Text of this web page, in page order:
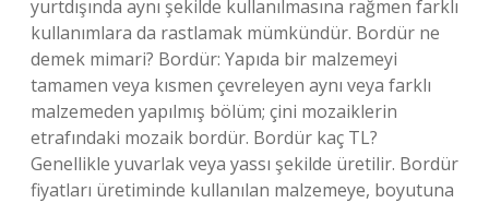
yurtdışında aynı şekilde kullanılmasına rağmen farklı
kullanımlara da rastlamak mümkündür. Bordür ne
demek mimari? Bordür: Yapıda bir malzemeyi
tamamen veya kısmen çevreleyen aynı veya farklı
malzemeden yapılmış bölüm; çini mozaiklerin
etrafındaki mozaik bordür. Bordür kaç TL?
Genellikle yuvarlak veya yassı şekilde üretilir. Bordür
fiyatları üretiminde kullanılan malzemeye, boyutuna